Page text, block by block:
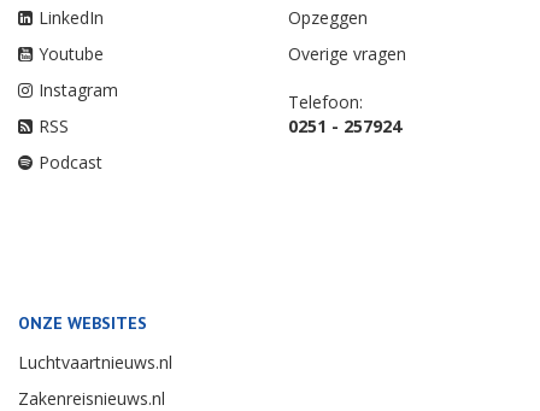
LinkedIn
Youtube
Instagram
RSS
Podcast
Opzeggen
Overige vragen
Telefoon:
0251 - 257924
ONZE WEBSITES
Luchtvaartnieuws.nl
Zakenreisnieuws.nl